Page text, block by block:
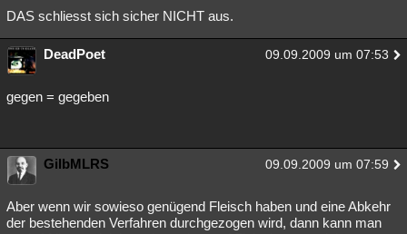
DAS schliesst sich sicher NICHT aus.
DeadPoet 09.09.2009 um 07:53
gegen = gegeben
GilbMLRS 09.09.2009 um 07:59
Aber wenn wir sowieso genügend Fleisch haben und eine Abkehr
der bestehenden Verfahren durchgezogen wird, dann kann man